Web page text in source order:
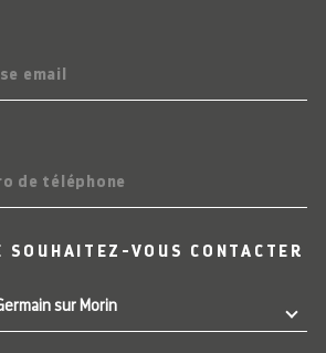
SOUHAITEZ-VOUS CONTACTER
sur Morin